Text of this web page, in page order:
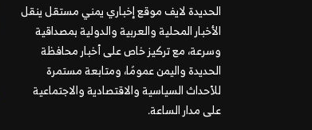
الحديدة لايف موقع إخباري يمني مستقل ينقل
الأخبار المحلية والعربية والدولية بمصداقية
وسرعة، مع تركيز خاص على أخبار محافظة
الحديدة واليمن عمومًا، ومتابعة مستمرة
للأحداث السياسية والاقتصادية والاجتماعية
على مدار الساعة.